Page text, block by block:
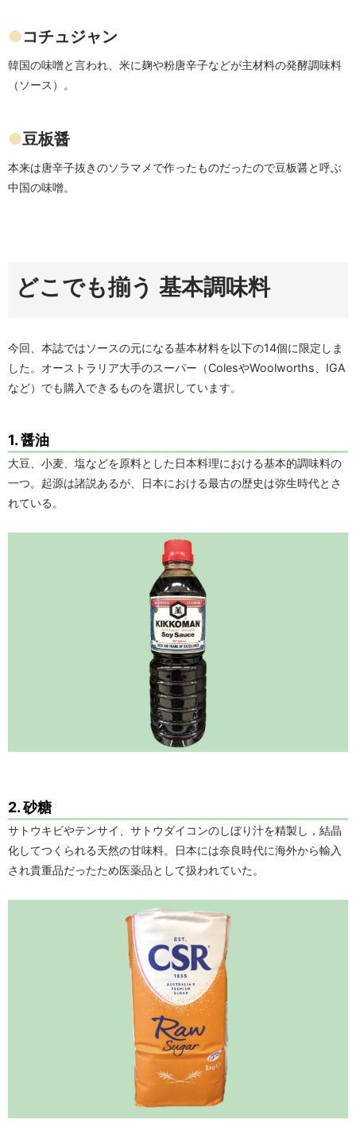
●コチュジャン
韓国の味噌と言われ、米に麹や粉唐辛子などが主材料の発酵調味料
（ソース）。
●豆板醤
本来は唐辛子抜きのソラマメで作ったものだったので豆板醤と呼ぶ
中国の味噌。
どこでも揃う 基本調味料
今回、本誌ではソースの元になる基本材料を以下の14個に限定しま
した。オーストラリア大手のスーパー（ColesやWoolworths、IGA
など）でも購入できるものを選択しています。
1. 醤油
大豆、小麦、塩などを原料とした日本料理における基本的調味料の
一つ。起源は諸説あるが、日本における最古の歴史は弥生時代とさ
れている。
2. 砂糖
サトウキビやテンサイ、サトウダイコンのしぼり汁を精製し，結晶
化してつくられる天然の甘味料。日本には奈良時代に海外から輸入
され貴重品だったため医薬品として扱われていた。